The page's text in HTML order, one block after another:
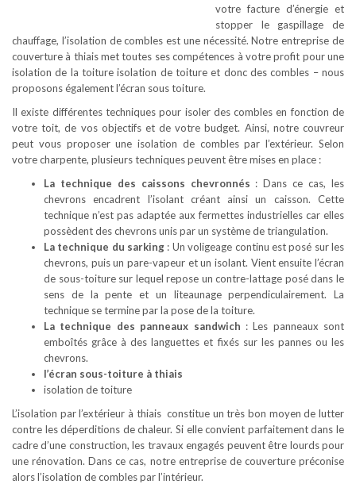
votre facture d’énergie et
stopper le gaspillage de
chauffage, l’isolation de combles est une nécessité. Notre entreprise de
couverture à thiais met toutes ses compétences à votre profit pour une
isolation de la toiture isolation de toiture et donc des combles – nous
proposons également l’écran sous toiture.
Il existe différentes techniques pour isoler des combles en fonction de
votre toit, de vos objectifs et de votre budget. Ainsi, notre couvreur
peut vous proposer une isolation de combles par l’extérieur. Selon
votre charpente, plusieurs techniques peuvent être mises en place :
La technique des caissons chevronnés : Dans ce cas, les
chevrons encadrent l’isolant créant ainsi un caisson. Cette
technique n’est pas adaptée aux fermettes industrielles car elles
possèdent des chevrons unis par un système de triangulation.
La technique du sarking : Un voligeage continu est posé sur les
chevrons, puis un pare-vapeur et un isolant. Vient ensuite l’écran
de sous-toiture sur lequel repose un contre-lattage posé dans le
sens de la pente et un liteaunage perpendiculairement. La
technique se termine par la pose de la toiture.
La technique des panneaux sandwich : Les panneaux sont
emboîtés grâce à des languettes et fixés sur les pannes ou les
chevrons.
l’écran sous-toiture à thiais
isolation de toiture
L’isolation par l’extérieur à thiais constitue un très bon moyen de lutter
contre les déperditions de chaleur. Si elle convient parfaitement dans le
cadre d’une construction, les travaux engagés peuvent être lourds pour
une rénovation. Dans ce cas, notre entreprise de couverture préconise
alors l’isolation de combles par l’intérieur.